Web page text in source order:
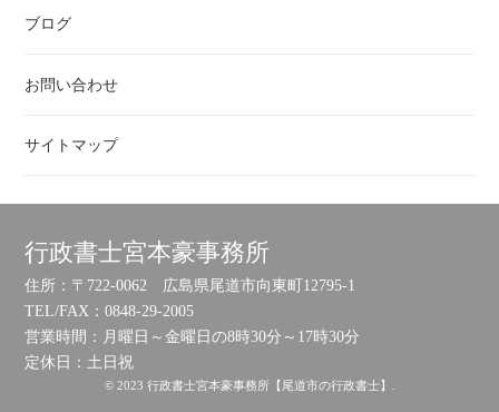
ブログ
お問い合わせ
サイトマップ
行政書士宮本豪事務所
住所：〒722-0062 広島県尾道市向東町12795-1
TEL/FAX：0848-29-2005
営業時間：月曜日～金曜日の8時30分～17時30分
定休日：土日祝
© 2023 行政書士宮本豪事務所【尾道市の行政書士】.